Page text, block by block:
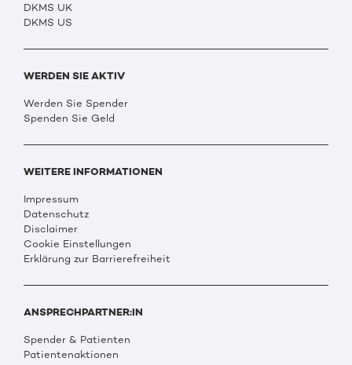
DKMS UK
DKMS US
WERDEN SIE AKTIV
Werden Sie Spender
Spenden Sie Geld
WEITERE INFORMATIONEN
Impressum
Datenschutz
Disclaimer
Cookie Einstellungen
Erklärung zur Barrierefreiheit
ANSPRECHPARTNER:IN
Spender & Patienten
Patientenaktionen